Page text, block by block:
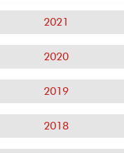
2021
2020
2019
2018